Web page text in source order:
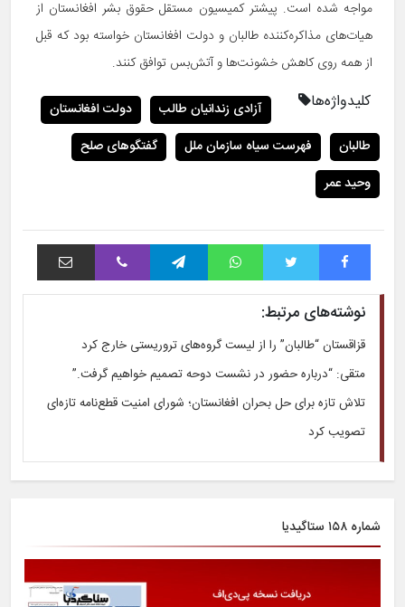
مواجه شده است. پیشتر کمیسیون مستقل حقوق بشر افغانستان از
هیات‌های مذاکره‌کننده طالبان و دولت افغانستان خواسته بود که قبل
از همه روی کاهش خشونت‌ها و آتش‌بس توافق کنند.
کلیدواژه‌ها آزادی زندانیان طالب
دولت افغانستان
طالبان
فهرست سیاه سازمان ملل
گفتگوهای صلح
وحید عمر
فیس بوک توییتر واتس آپ تلگرام وایبر اشتراک با ایمیل
نوشته‌های مرتبط:
قزاقستان “طالبان” را از لیست گروه‌های تروریستی خارج کرد
متقی: “درباره حضور در نشست دوحه تصمیم خواهیم گرفت.”
تلاش تازه برای حل بحران افغانستان؛ شورای امنیت قطع‌نامه تازه‌ای
تصویب کرد
شماره ۱۵۸ ستاگیدیا